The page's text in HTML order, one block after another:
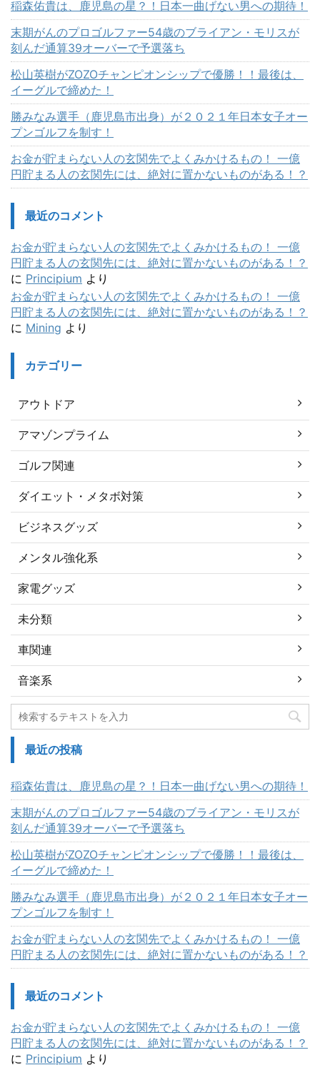
稲森佑貴は、鹿児島の星？！日本一曲げない男への期待！
末期がんのプロゴルファー54歳のブライアン・モリスが
刻んだ通算39オーバーで予選落ち
松山英樹がZOZOチャンピオンシップで優勝！！最後は、
イーグルで締めた！
勝みなみ選手（鹿児島市出身）が２０２１年日本女子オー
プンゴルフを制す！
お金が貯まらない人の玄関先でよくみかけるもの！ 一億
円貯まる人の玄関先には、絶対に置かないものがある！？
最近のコメント
お金が貯まらない人の玄関先でよくみかけるもの！ 一億
円貯まる人の玄関先には、絶対に置かないものがある！？
に Principium より
お金が貯まらない人の玄関先でよくみかけるもの！ 一億
円貯まる人の玄関先には、絶対に置かないものがある！？
に Mining より
カテゴリー
アウトドア
アマゾンプライム
ゴルフ関連
ダイエット・メタボ対策
ビジネスグッズ
メンタル強化系
家電グッズ
未分類
車関連
音楽系
最近の投稿
稲森佑貴は、鹿児島の星？！日本一曲げない男への期待！
末期がんのプロゴルファー54歳のブライアン・モリスが
刻んだ通算39オーバーで予選落ち
松山英樹がZOZOチャンピオンシップで優勝！！最後は、
イーグルで締めた！
勝みなみ選手（鹿児島市出身）が２０２１年日本女子オー
プンゴルフを制す！
お金が貯まらない人の玄関先でよくみかけるもの！ 一億
円貯まる人の玄関先には、絶対に置かないものがある！？
最近のコメント
お金が貯まらない人の玄関先でよくみかけるもの！ 一億
円貯まる人の玄関先には、絶対に置かないものがある！？
に Principium より